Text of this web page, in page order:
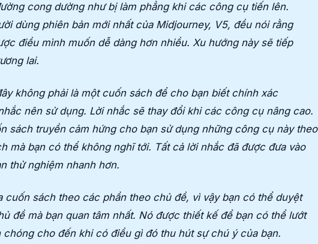
cong dường như bị làm phẳng khi các công cụ tiến lên.
dùng phiên bản mới nhất của Midjourney, V5, đều nói rằng
điều mình muốn dễ dàng hơn nhiều. Xu hướng này sẽ tiếp
lai.
không phải là một cuốn sách để cho bạn biết chính xác
nên sử dụng. Lời nhắc sẽ thay đổi khi các công cụ nâng cao.
sách truyền cảm hứng cho bạn sử dụng những công cụ này theo
mà bạn có thể không nghĩ tới. Tất cả lời nhắc đã được đưa vào
thử nghiệm nhanh hơn.
cuốn sách theo các phần theo chủ đề, vì vậy bạn có thể duyệt
đề mà bạn quan tâm nhất. Nó được thiết kế để bạn có thể lướt
chóng cho đến khi có điều gì đó thu hút sự chú ý của bạn.